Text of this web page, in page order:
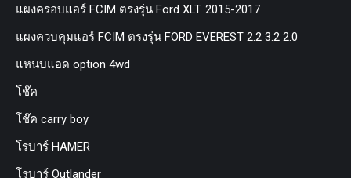
แผงครอบแอร์ FCIM ตรงรุ่น Ford XLT. 2015-2017
แผงควบคุมแอร์ FCIM ตรงรุ่น FORD EVEREST 2.2 3.2 2.0
แหนบแอด option 4wd
โช๊ค
โช๊ค carry boy
โรบาร์ HAMER
โรบาร์ Outlander